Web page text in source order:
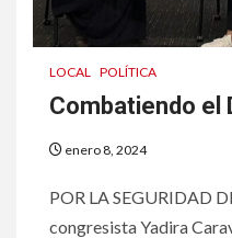
LOCAL POLÍTICA
Combatiendo el
enero 8, 2024
POR LA SEGURIDAD
congresista Yadira